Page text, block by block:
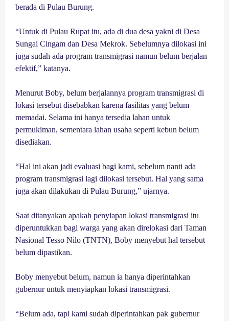
berada di Pulau Burung.
“Untuk di Pulau Rupat itu, ada di dua desa yakni di Desa
Sungai Cingam dan Desa Mekrok. Sebelumnya dilokasi ini
juga sudah ada program transmigrasi namun belum berjalan
efektif,” katanya.
Menurut Boby, belum berjalannya program transmigrasi di
lokasi tersebut disebabkan karena fasilitas yang belum
memadai. Selama ini hanya tersedia lahan untuk
permukiman, sementara lahan usaha seperti kebun belum
disediakan.
“Hal ini akan jadi evaluasi bagi kami, sebelum nanti ada
program transmigrasi lagi dilokasi tersebut. Hal yang sama
juga akan dilakukan di Pulau Burung,” ujarnya.
Saat ditanyakan apakah penyiapan lokasi transmigrasi itu
diperuntukkan bagi warga yang akan direlokasi dari Taman
Nasional Tesso Nilo (TNTN), Boby menyebut hal tersebut
belum dipastikan.
Boby menyebut belum, namun ia hanya diperintahkan
gubernur untuk menyiapkan lokasi transmigrasi.
“Belum ada, tapi kami sudah diperintahkan pak gubernur